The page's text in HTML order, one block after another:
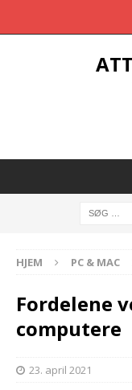
HJEM PC & MAC
Fordelene
computere
23. april 2021